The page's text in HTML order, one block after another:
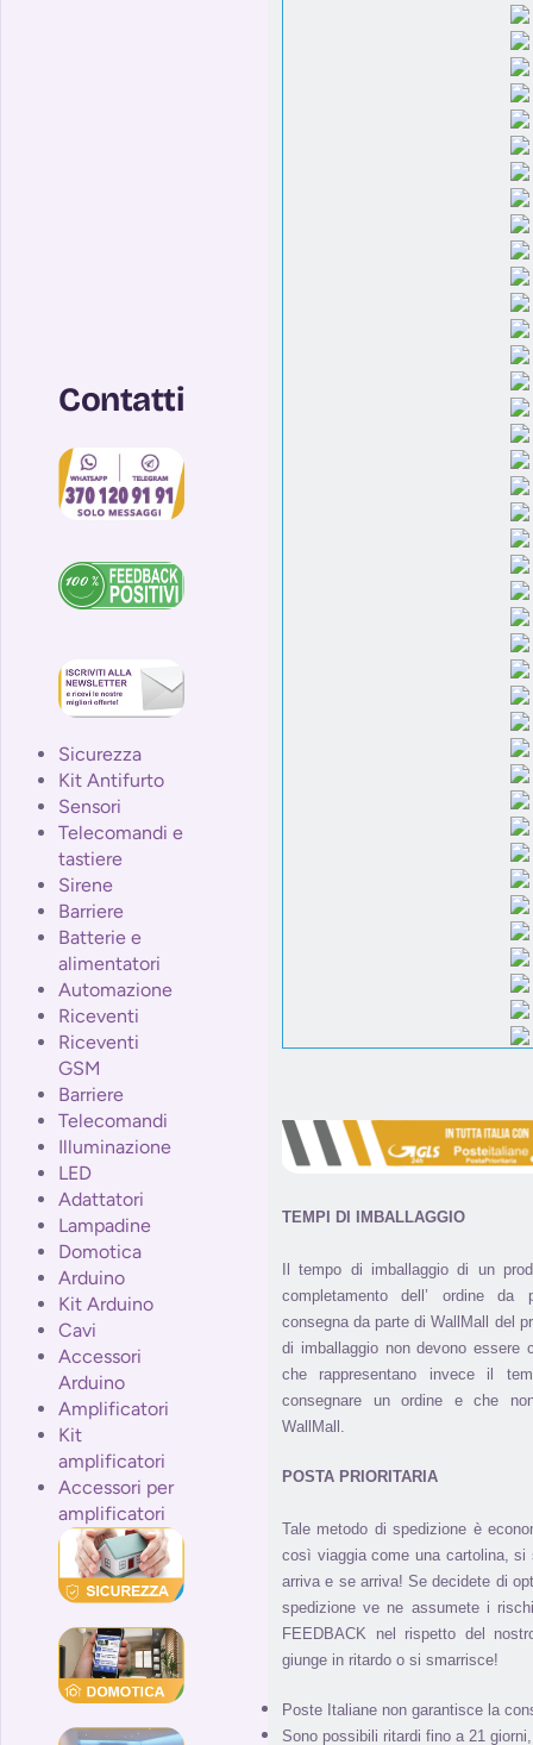
Contatti
Sicurezza
Kit Antifurto
Sensori
Telecomandi e
tastiere
Sirene
Barriere
Batterie e
alimentatori
Automazione
Riceventi
Riceventi
GSM
Barriere
Telecomandi
Illuminazione
LED
Adattatori
Lampadine
Domotica
Arduino
Kit Arduino
Cavi
Accessori
Arduino
Amplificatori
Kit
amplificatori
Accessori per
amplificatori
TEMPI DI IMBALLAGGIO
Il tempo di imballaggio di un
completamento dell’ ordine
consegna da parte di WallMall del
di imballaggio non devono essere
che rappresentano invece il
consegnare un ordine e che
WallMall.
POSTA PRIORITARIA
Tale metodo di spedizione è
così viaggia come una cartolina, si
arriva e se arriva! Se decidete di
spedizione ve ne assumete i
FEEDBACK nel rispetto del
giunge in ritardo o si smarrisce!
Poste Italiane non garantisce la
Sono possibili ritardi fino a 21